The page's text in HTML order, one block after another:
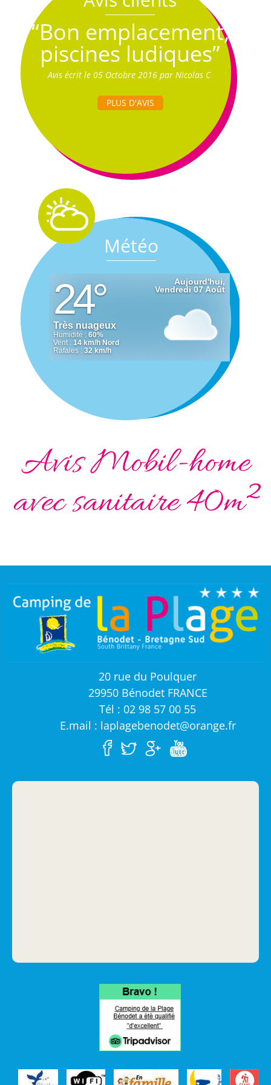
“Bon emplacement,
piscines ludiques”
Avis écrit le 05 Octobre 2016 par Nicolas C
PLUS D'AVIS
Météo
Avis Mobil-home
avec sanitaire 40m²
20 rue du Poulquer
29950 Bénodet FRANCE
Tél : 02 98 57 00 55
E.mail : laplagebenodet@orange.fr